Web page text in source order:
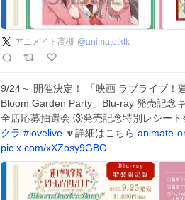
アニメイト高槻 @animatetktk
9/24～ 開催決定！ 「映画 ラブライブ！
Bloom Garden Party」Blu-ray 発売記念
全店応募抽選会 ③発売記念特別レシート
クラ #lovelive 🔽詳細はこちら animate-
pic.x.com/xXZosy9GBO